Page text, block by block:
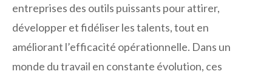
entreprises des outils puissants pour attirer,
développer et fidéliser les talents, tout en
améliorant l’efficacité opérationnelle. Dans un
monde du travail en constante évolution, ces